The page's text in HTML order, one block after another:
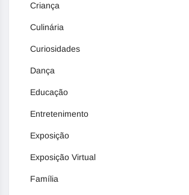
Criança
Culinária
Curiosidades
Dança
Educação
Entretenimento
Exposição
Exposição Virtual
Família